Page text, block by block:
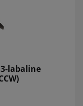
labaline